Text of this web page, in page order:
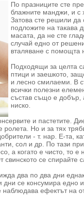
По празниците сте
блажните манджи, и с
Затова сте решили да
подложите на такава
масата, да не сте
случай едно от
вталяване с помощта
Подходящи за целта
птици и заешкото,
и лесно смилаеми. В
всички полезни
състав също е добър,
ниско.
и пастетите.
Но и за тях
- т. нар. Е-та,
сол и др. По тази
а когато е чисто, то
се спирайте
два по два дни
дни се консумира едно
наблюдава ефектът на